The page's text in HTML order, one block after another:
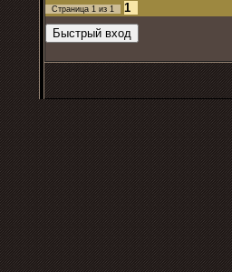
Страница 1 из 1 1